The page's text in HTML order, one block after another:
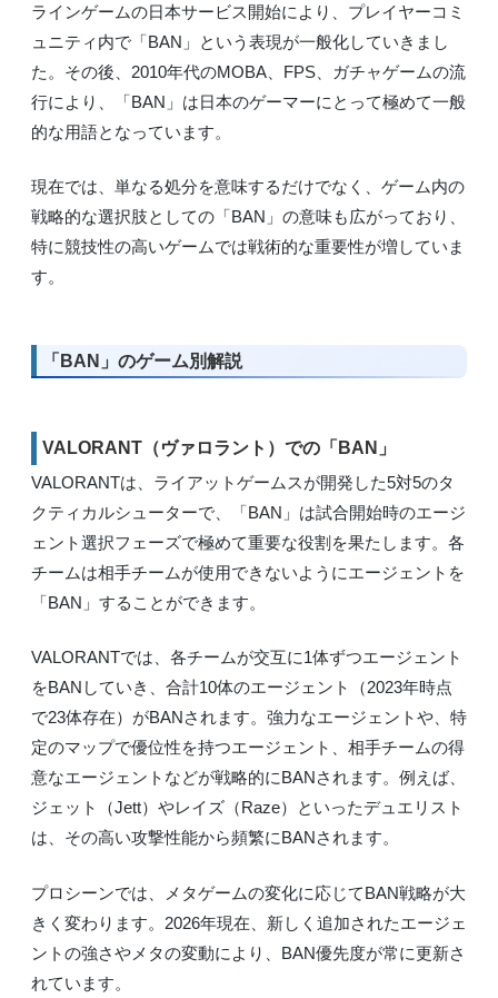
ラインゲームの日本サービス開始により、プレイヤーコミ
ュニティ内で「BAN」という表現が一般化していきまし
た。その後、2010年代のMOBA、FPS、ガチャゲームの流
行により、「BAN」は日本のゲーマーにとって極めて一般
的な用語となっています。
現在では、単なる処分を意味するだけでなく、ゲーム内の
戦略的な選択肢としての「BAN」の意味も広がっており、
特に競技性の高いゲームでは戦術的な重要性が増していま
す。
「BAN」のゲーム別解説
VALORANT（ヴァロラント）での「BAN」
VALORANTは、ライアットゲームスが開発した5対5のタ
クティカルシューターで、「BAN」は試合開始時のエージ
ェント選択フェーズで極めて重要な役割を果たします。各
チームは相手チームが使用できないようにエージェントを
「BAN」することができます。
VALORANTでは、各チームが交互に1体ずつエージェント
をBANしていき、合計10体のエージェント（2023年時点
で23体存在）がBANされます。強力なエージェントや、特
定のマップで優位性を持つエージェント、相手チームの得
意なエージェントなどが戦略的にBANされます。例えば、
ジェット（Jett）やレイズ（Raze）といったデュエリスト
は、その高い攻撃性能から頻繁にBANされます。
プロシーンでは、メタゲームの変化に応じてBAN戦略が大
きく変わります。2026年現在、新しく追加されたエージェ
ントの強さやメタの変動により、BAN優先度が常に更新さ
れています。